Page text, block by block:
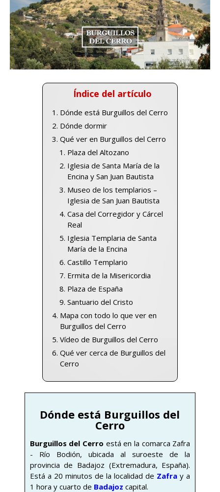
Índice del artículo
Dónde está Burguillos del Cerro
Dónde dormir
Qué ver en Burguillos del Cerro
Plaza del Altozano
Iglesia de Santa María de la
Encina y San Juan Bautista
Museo de los templarios –
Iglesia de San Juan Bautista
Casa del Corregidor y Cárcel
Real
Iglesia Templaria de Santa
María de la Encina
Castillo Templario
Ermita de la Misericordia
Plaza de España
Santuario del Cristo
Mapa con todo lo que ver en
Burguillos del Cerro
Vídeo de Burguillos del Cerro
Qué ver cerca de Burguillos del
Cerro
Dónde está Burguillos del
Cerro
Burguillos del Cerro está en la comarca Zafra
- Río Bodión, ubicada al suroeste de la
provincia de Badajoz (Extremadura, España).
Está a 20 minutos de la localidad de Zafra y a
1 hora y cuarto de Badajoz capital.